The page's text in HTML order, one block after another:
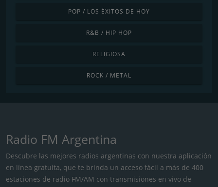
POP / LOS ÉXITOS DE HOY
R&B / HIP HOP
RELIGIOSA
ROCK / METAL
Radio FM Argentina
Descubre las mejores radios argentinas con nuestra aplicación
en línea gratuita, que te brinda un acceso fácil a más de 400
estaciones de radio FM/AM con transmisiones en vivo de